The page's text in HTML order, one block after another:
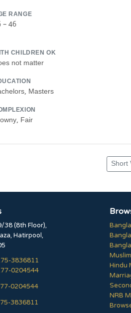
RANGE
– 46
CHILDREN OK
not matter
Masters
Fair
Short
38 (8th Floor),
Hatirpool,
3836811
0204544
0204544
3836811
Hindu
NRB